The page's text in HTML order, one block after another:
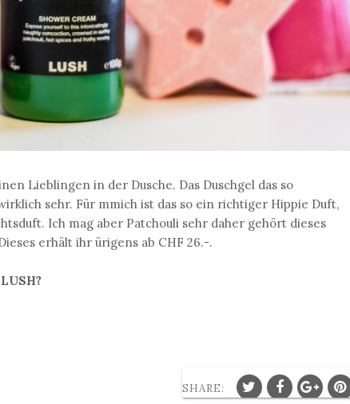
Lieblingen in der Dusche. Das Duschgel das so
sehr. Für mmich ist das so ein richtiger Hippie Duft,
Ich mag aber Patchouli sehr daher gehört dieses
erhält ihr ürigens ab CHF 26.-.
SHARE: